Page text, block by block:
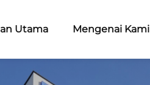
Utama Mengenai Kami